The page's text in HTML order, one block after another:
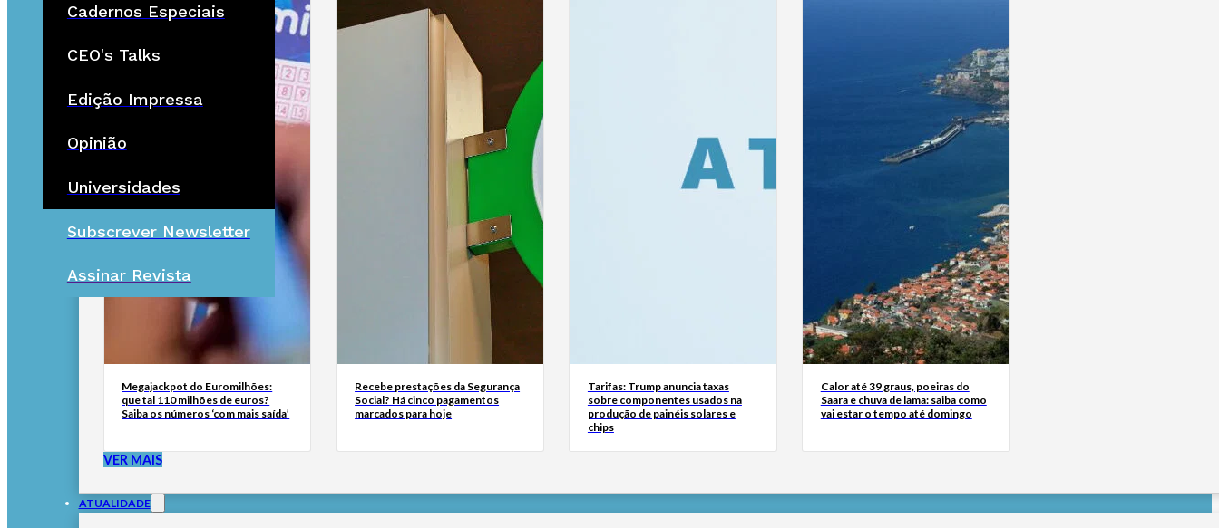
Cadernos Especiais
CEO's Talks
Edição Impressa
Opinião
Universidades
Subscrever Newsletter
Assinar Revista
Megajackpot do Euromilhões:
que tal 110 milhões de euros?
Saiba os números ‘com mais saída’
Recebe prestações da Segurança
Social? Há cinco pagamentos
marcados para hoje
Tarifas: Trump anuncia taxas
sobre componentes usados na
produção de painéis solares e
chips
Calor até 39 graus, poeiras do
Saara e chuva de lama: saiba como
vai estar o tempo até domingo
VER MAIS
ATUALIDADE